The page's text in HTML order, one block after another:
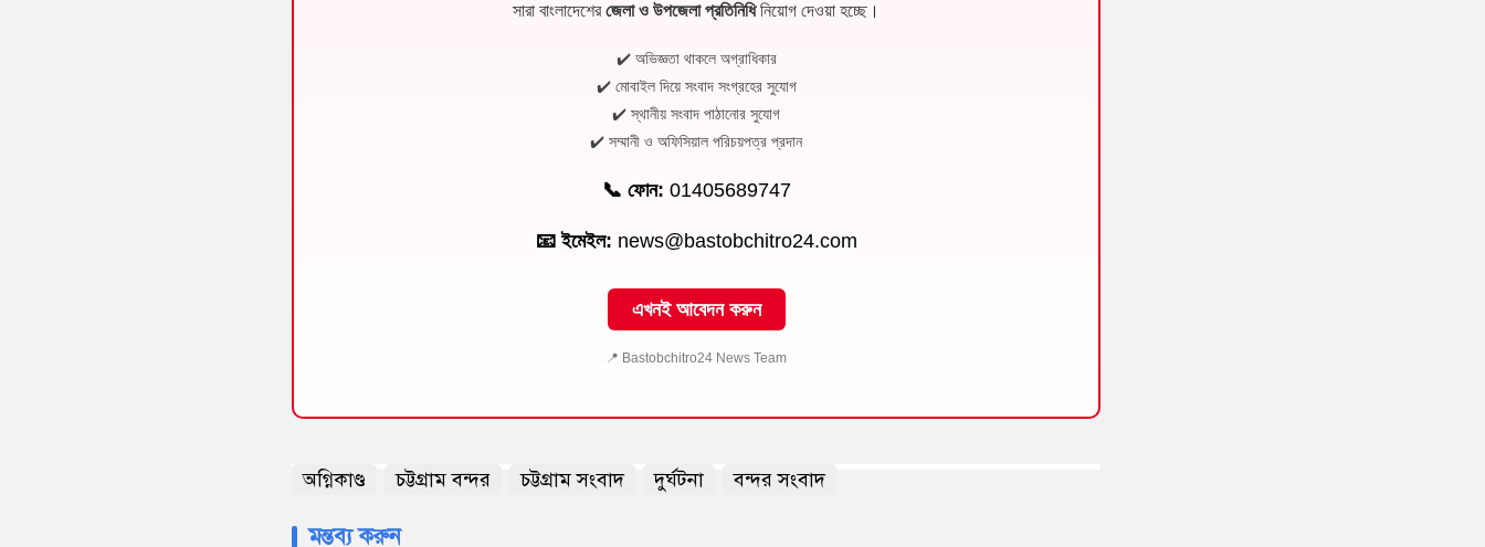
সারা বাংলাদেশেরজেলা ও উপজেলা প্রতিনিধিনিয়োগ দেওয়া হচ্ছে।
✔️ অভিজ্ঞতা থাকলে অগ্রাধিকার
✔️ মোবাইল দিয়ে সংবাদ সংগ্রহের সুযোগ
✔️ স্থানীয় সংবাদ পাঠানোর সুযোগ
✔️ সম্মানী ও অফিসিয়াল পরিচয়পত্র প্রদান
📞 ফোন: 01405689747
📧 ইমেইল: news@bastobchitro24.com
এখনই আবেদন করুন
📍 Bastobchitro24 News Team
অগ্নিকাণ্ড চট্টগ্রাম বন্দর চট্টগ্রাম সংবাদ দুর্ঘটনা বন্দর সংবাদ
মন্তব্য করুন